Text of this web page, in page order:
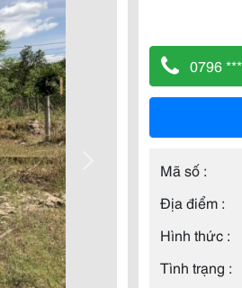
0796
Mã số :
Địa điểm :
Hình thức :
Tình trạng :